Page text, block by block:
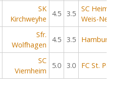
SK
Kirchweyhe
4.5 3.5
SC
Weis-
Sfr.
Wolfhagen
4.5 3.5
SC
Viernheim
5.0 3.0 FC St.